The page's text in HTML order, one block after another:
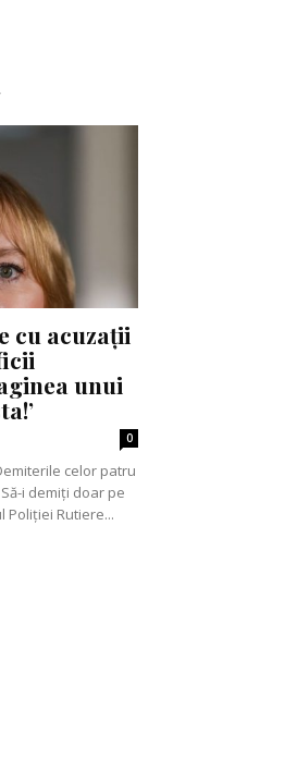
cu acuzații
unui
0
celor patru
Poliției Rutiere...